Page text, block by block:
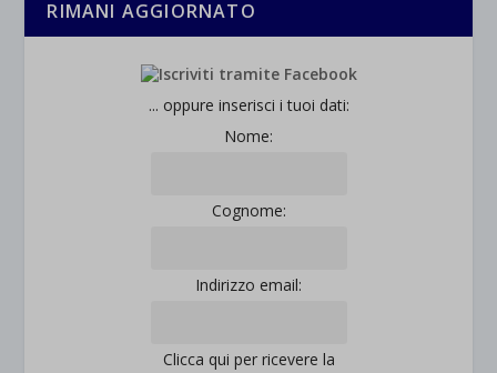
RIMANI AGGIORNATO
... oppure inserisci i tuoi dati:
Nome:
Cognome:
Indirizzo email:
Clicca qui per ricevere la